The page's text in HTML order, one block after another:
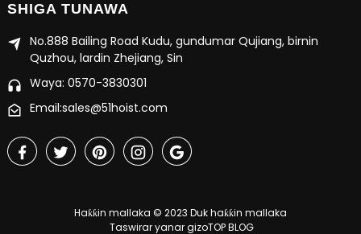
SHIGA TUNAWA
No.888 Bailing Road Kudu, gundumar Qujiang, birnin
Quzhou, lardin Zhejiang, Sin
Waya: 0570-3830301
Email:sales@51hoist.com
Haƙƙin mallaka © 2023 Duk haƙƙin mallaka
Taswirar yanar gizoTOP BLOG